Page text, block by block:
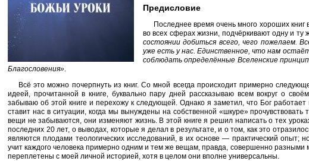
Предисловие
Последнее время очень много хороших книг
во всех сферах жизни, подчёркивают одну и ту
состоянии добиться всего, чего пожелаем.
уже есть у нас. Единственное, что нам
соблюдать определённые Вселенские
Благословения»
Всё это можно почерпнуть из книг. Со мной всегда происходит примерно
идеей, прочитанной в книге, буквально пару дней рассказываю всем вокруг о
забываю об этой книге и перехожу к следующей. Однако я заметил, что Бог
ставит нас в ситуации, когда мы вынуждены на собственной «шкуре»
вещи не забываются, они изменяют жизнь. В этой книге я решил написать о тех
последних 20 лет, о выводах, которые я делал в результате, и о том, как это
являются плодами теологических исследований, в их основе — практический опыт;
учит каждого человека примерно одним и тем же вещам, правда, совершенно разными
переплетены с моей личной историей, хотя в целом они вполне универсальны.